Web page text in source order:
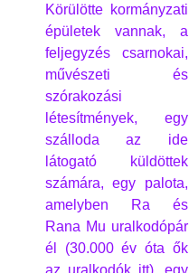
Körülötte kormányzati
épületek vannak, a
feljegyzés csarnokai,
művészeti és
szórakozási
létesítmények, egy
szálloda az ide
látogató küldöttek
számára, egy palota,
amelyben Ra és
Rana Mu uralkodópár
él (30.000 év óta ők
az uralkodók itt), egy